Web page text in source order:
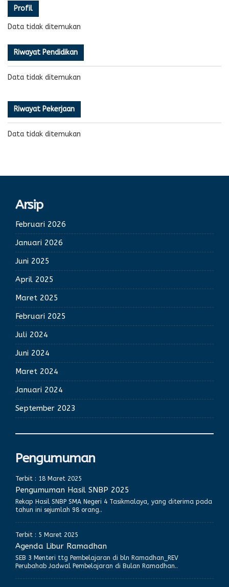
Profil
Data tidak ditemukan
Riwayat Pendidikan
Data tidak ditemukan
Riwayat Pekerjaan
Data tidak ditemukan
Arsip
Februari 2026
Januari 2026
Juni 2025
April 2025
Maret 2025
Februari 2025
Juli 2024
Juni 2024
Maret 2024
Januari 2024
September 2023
Pengumuman
Terbit : 18 Maret 2025
Pengumuman Hasil SNBP 2025
Rekap Hasil SNBP SMA Negeri 4 Tasikmalaya, yang diterima pada
tahun ini sejumlah 98 orang..
Terbit : 5 Maret 2025
Agenda Libur Ramadhan
SEB 3 Menteri ttg Pembelajaran di bln Ramadhan_REV
Perubahab Jadwal Pembelajaran di Bulan Ramadhan..